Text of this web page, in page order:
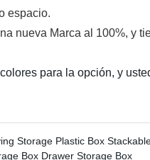
espacio.
nueva Marca al 100%, y
para la opción, y